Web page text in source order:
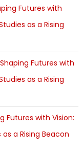
Futures with
as a Rising
Futures with
as a Rising
Futures with Vision:
a Rising Beacon